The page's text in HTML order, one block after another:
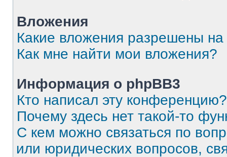
Вложения
Какие вложения разрешены
Как мне найти мои вложения?
Информация о phpBB3
Кто написал эту конференцию?
Почему здесь нет такой-то
С кем можно связаться по
или юридических вопросов,